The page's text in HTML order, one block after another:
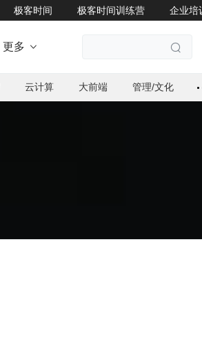
极客时间 极客时间训练营 企业培
更多  
云计算 大前端 管理/文化